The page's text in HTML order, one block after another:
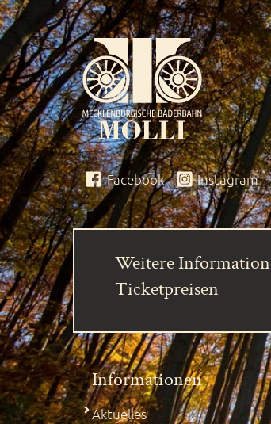
Facebook Instagram
Weitere
Ticketpreisen
Informationen
Aktuelles